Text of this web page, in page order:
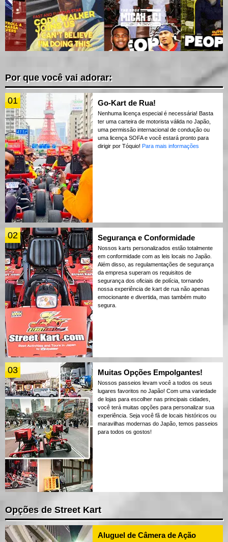
Por que você vai adorar:
01 Go-Kart de Rua!
Nenhuma licença especial é necessária! Basta
ter uma carteira de motorista válida no Japão,
uma permissão internacional de condução ou
uma licença SOFA e você estará pronto para
dirigir por Tóquio! Para mais informações
02 Segurança e Conformidade
Nossos karts personalizados estão totalmente
em conformidade com as leis locais no Japão.
Além disso, as regulamentações de segurança
da empresa superam os requisitos de
segurança dos oficiais de polícia, tornando
nossa experiência de kart de rua não apenas
emocionante e divertida, mas também muito
segura.
03 Muitas Opções Empolgantes!
Nossos passeios levam você a todos os seus
lugares favoritos no Japão! Com uma variedade
de lojas para escolher nas principais cidades,
você terá muitas opções para personalizar sua
experiência. Seja você fã de locais históricos ou
maravilhas modernas do Japão, temos passeios
para todos os gostos!
Opções de Street Kart
Aluguel de Câmera de Ação